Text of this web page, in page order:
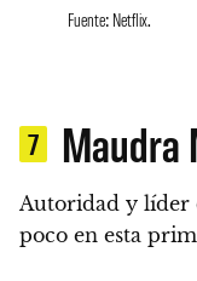
Fuente: Netflix.
7 Maudra
Autoridad y líder
poco en esta